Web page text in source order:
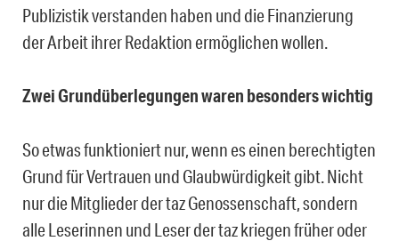
Publizistik verstanden haben und die Finanzierung
der Arbeit ihrer Redaktion ermöglichen wollen.
Zwei Grundüberlegungen waren besonders wichtig
So etwas funktioniert nur, wenn es einen berechtigten
Grund für Vertrauen und Glaubwürdigkeit gibt. Nicht
nur die Mitglieder der taz Genossenschaft, sondern
alle Leserinnen und Leser der taz kriegen früher oder